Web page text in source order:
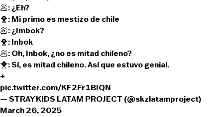
🥟: ¿Eh?
🐥: Mi primo es mestizo de chile
🥟: ¿Imbok?
🐥: Inbok
🥟: Oh, Inbok, ¿no es mitad chileno?
🐥: Sí, es mitad chileno. Así que estuvo genial.
+
pic.twitter.com/KF2Fr1BIQN
— STRAY KIDS LATAM PROJECT (@skzlatamproject)
March 26, 2025